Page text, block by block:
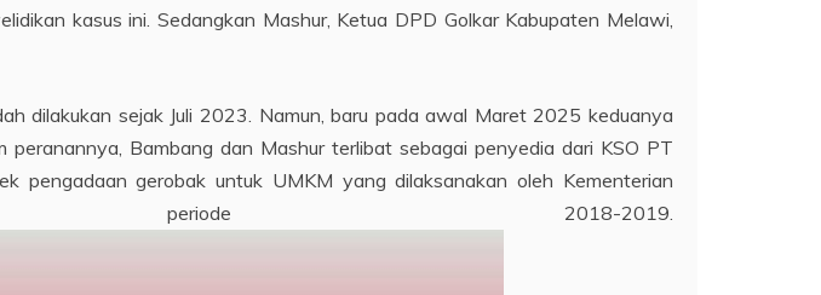
kasus ini. Sedangkan Mashur, Ketua DPD Golkar Kabupaten Melawi,
dilakukan sejak Juli 2023. Namun, baru pada awal Maret 2025 keduanya
Bambang dan Mashur terlibat sebagai penyedia dari KSO PT
pengadaan gerobak untuk UMKM yang dilaksanakan oleh Kementerian
2018-2019.